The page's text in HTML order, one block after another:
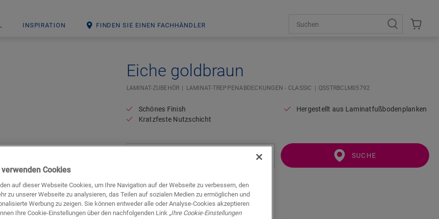
INSPIRATION FINDEN SIE EINEN FACHHÄNDLER
Eiche goldbraun
LAMINAT-ZUBEHÖR LAMINAT-TREPPENABDECKUNGEN - CLASSIC QSSTRBCLM05792
Schönes Finish
Kratzfeste Nutzschicht
Hergestellt aus Laminatfußbodenplanken
SUCHE
Cookies
auf dieser Webseite Cookies, um Ihre Navigation auf der Webseite zu verbessern, den
zu unserer Webseite zu analysieren, das Teilen auf sozialen Medien zu ermöglichen und
Werbung zu zeigen. Sie können entweder alle oder Analyse-Cookies akzeptieren
Ihre Cookie-Einstellungen über den nachfolgenden Link „Ihre Cookie-Einstellungen